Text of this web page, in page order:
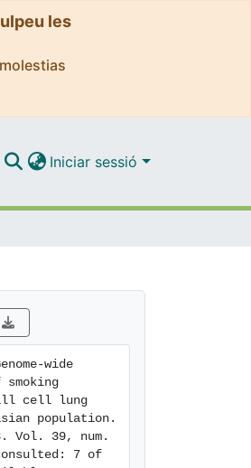
les
Iniciar sessió
wide
cell lung
Vol. 39, num.
7 of